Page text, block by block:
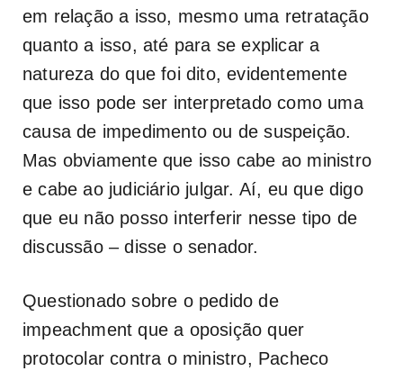
em relação a isso, mesmo uma retratação
quanto a isso, até para se explicar a
natureza do que foi dito, evidentemente
que isso pode ser interpretado como uma
causa de impedimento ou de suspeição.
Mas obviamente que isso cabe ao ministro
e cabe ao judiciário julgar. Aí, eu que digo
que eu não posso interferir nesse tipo de
discussão – disse o senador.
Questionado sobre o pedido de
impeachment que a oposição quer
protocolar contra o ministro, Pacheco